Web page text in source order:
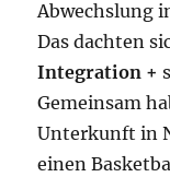
Abwechslung
Das dachten
Integration +
Gemeinsam
Unterkunft in
einen